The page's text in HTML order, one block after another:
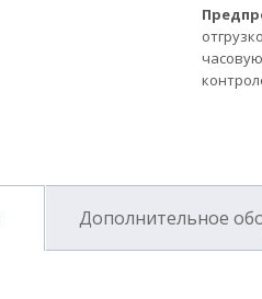
Дополнительное